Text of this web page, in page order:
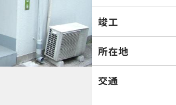
竣工
所在地
交通